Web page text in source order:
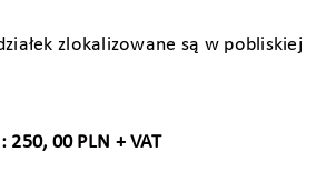
zlokalizowane są w pobliskiej
250, 00 PLN + VAT